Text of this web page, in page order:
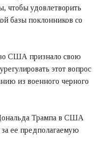
чтобы удовлетворить
базы поклонников со
США признало свою
этот вопрос
из военного черного
Трампа в США
ее предполагаемую